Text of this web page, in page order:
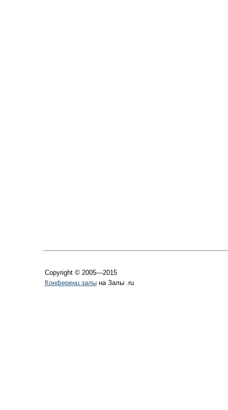
Copyright © 2005—2015
Конференц залына Залы .ru